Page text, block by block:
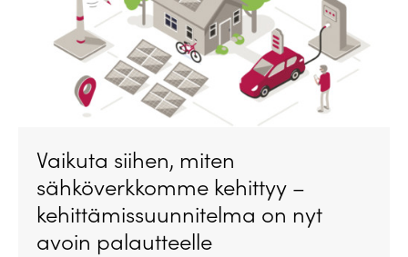
Vaikuta siihen, miten
sähköverkkomme kehittyy –
kehittämissuunnitelma on nyt
avoin palautteelle